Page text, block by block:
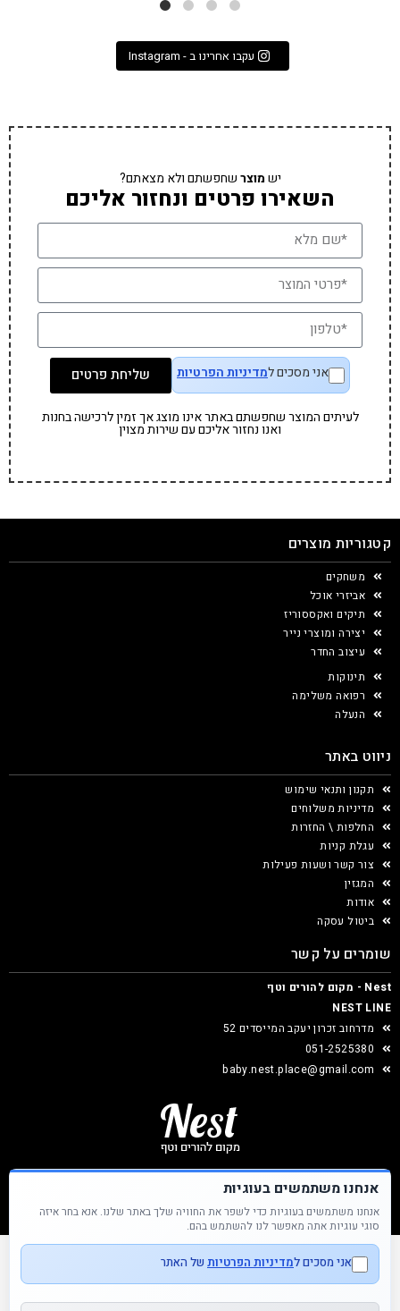
עקבו אחרינו ב - Instagram
ישמוצרשחפשתם ולא מצאתם?
השאירו פרטים ונחזור אליכם
אני מסכים למדיניות הפרטיות שליחת פרטים
לעיתים המוצר שחפשתם באתר אינו מוצג אך זמין לרכישה בחנות
ואנו נחזור אליכם עם שירות מצוין
קטגוריות מוצרים
משחקים
אביזרי אוכל
תיקים ואקססוריז
יצירה ומוצרי נייר
עיצוב החדר
תינוקות
רפואה משלימה
הנעלה
ניווט באתר
תקנון ותנאי שימוש
מדיניות משלוחים
החלפות \ החזרות
עגלת קניות
צור קשר ושעות פעילות
המגזין
אודות
ביטול עסקה
שומרים על קשר
Nest - מקום להורים וטף
NEST LINE
מדרחוב זכרון יעקב המייסדים 52
051-2525380
baby.nest.place@gmail.com
Nest &copy כל הזכויות שמורות
אנחנו משתמשים בעוגיות
אנחנו משתמשים בעוגיות כדי לשפר את החוויה שלך באתר שלנו. אנא בחר איזה
סוגי עוגיות אתה מאפשר לנו להשתמש בהם.
אני מסכים למדיניות הפרטיות של האתר